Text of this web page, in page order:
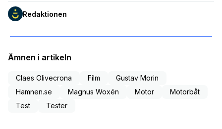
Redaktionen
Ämnen i artikeln
Claes Olivecrona Film
Gustav Morin
Hamnen.se
Magnus Woxén Motor
Motorbåt
Test
Tester